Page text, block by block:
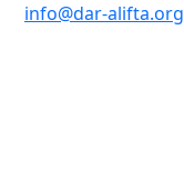
info@dar-alifta.org